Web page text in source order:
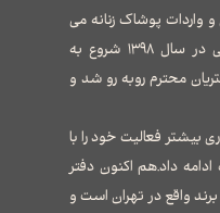
واردات پوشاک زنانه می
باشد که توسط خانم ملیحه سلطانی در سال ۱۳۹۸ شروع به
محترم روبه رو شد و
بیشتر فعالیت خود را با
داد.هم اکنون دفتر
واقع در تهران است و